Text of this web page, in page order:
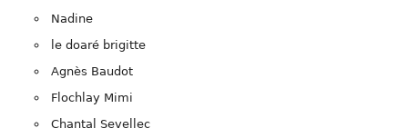
Nadine
le doaré brigitte
Agnès Baudot
Flochlay Mimi
Chantal Sevellec